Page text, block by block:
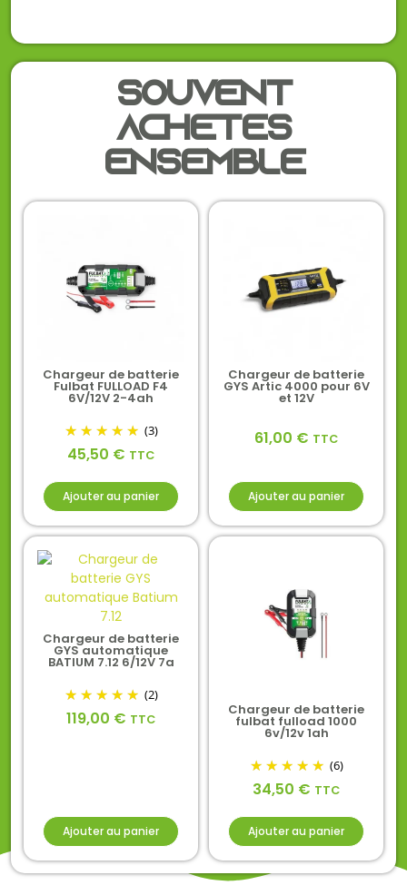
Souvent
achetés
ensemble
Chargeur de batterie
Fulbat FULLOAD F4
6V/12V 2-4ah
(3)
45,50 € TTC
Ajouter au panier
Chargeur de batterie
GYS Artic 4000 pour 6V
et 12V
61,00 € TTC
Ajouter au panier
Chargeur de batterie
GYS automatique
BATIUM 7.12 6/12V 7a
(2)
119,00 € TTC
Ajouter au panier
Chargeur de batterie
fulbat fulload 1000
6v/12v 1ah
(6)
34,50 € TTC
Ajouter au panier